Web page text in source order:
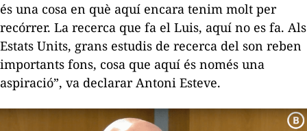
és una cosa en què aquí encara tenim molt per
recórrer. La recerca que fa el Luis, aquí no es fa. Als
Estats Units, grans estudis de recerca del son reben
importants fons, cosa que aquí és només una
aspiració”, va declarar Antoni Esteve.